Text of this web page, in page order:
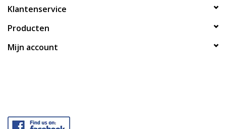
Klantenservice
Producten
Mijn account